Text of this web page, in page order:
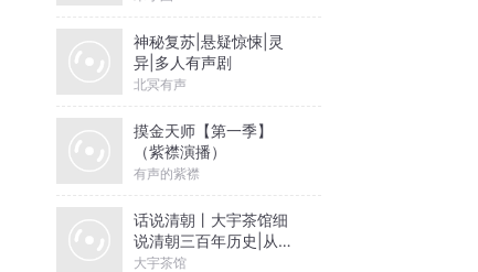
神秘复苏|悬疑惊悚|灵
异|多人有声剧
北冥有声
摸金天师【第一季】
（紫襟演播）
有声的紫襟
话说清朝丨大宇茶馆细
说清朝三百年历史|从努
尔哈赤到末代皇帝溥仪|
大宇茶馆